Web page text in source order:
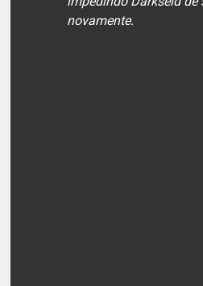
novamente.